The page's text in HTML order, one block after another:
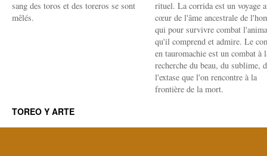
sang des toros et des toreros se sont
mêlés.
rituel. La corrida est un voyage
cœur de l'âme ancestrale de
qui pour survivre combat
qu'il comprend et admire. Le
en tauromachie est un combat à
recherche du beau, du sublime,
l'extase que l'on rencontre à la
frontière de la mort.
TOREO Y ARTE